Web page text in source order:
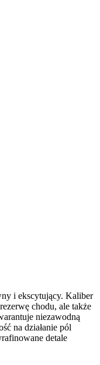
i ekscytujący. Kaliber
chodu, ale także
niezawodną
na działanie pól
detale